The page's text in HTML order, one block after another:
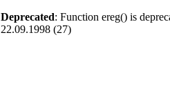
Deprecated: Function ereg() is
22.09.1998 (27)